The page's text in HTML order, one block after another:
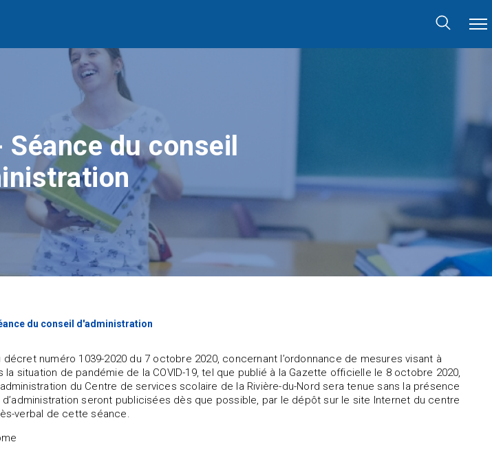
du conseil
du conseil d'administration
numéro 1039-2020 du 7 octobre 2020, concernant l’ordonnance de mesures visant à
situation de pandémie de la COVID-19, tel que publié à la Gazette officielle le 8 octobre 2020,
du Centre de services scolaire de la Rivière-du-Nord sera tenue sans la présence
seront publicisées dès que possible, par le dépôt sur le site Internet du centre
verbal de cette séance.